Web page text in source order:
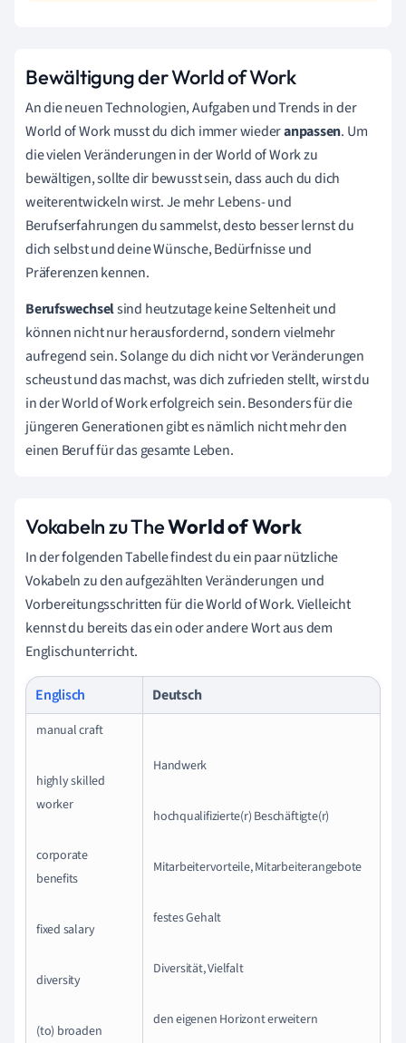
Bewältigung der World of Work
An die neuen Technologien, Aufgaben und Trends in der
World of Work musst du dich immer wiederanpassen. Um
die vielen Veränderungen in der World of Work zu
bewältigen, sollte dir bewusst sein, dass auch du dich
weiterentwickeln wirst. Je mehr Lebens- und
Berufserfahrungen du sammelst, desto besser lernst du
dich selbst und deine Wünsche, Bedürfnisse und
Präferenzen kennen.
Berufswechselsind heutzutage keine Seltenheit und
können nicht nur herausfordernd, sondern vielmehr
aufregend sein. Solange du dich nicht vor Veränderungen
scheust und das machst, was dich zufrieden stellt, wirst du
in der World of Work erfolgreich sein. Besonders für die
jüngeren Generationen gibt es nämlich nicht mehr den
einen Beruf für das gesamte Leben.
Vokabeln zu TheWorld of Work
In der folgenden Tabelle findest du ein paar nützliche
Vokabeln zu den aufgezählten Veränderungen und
Vorbereitungsschritten für die World of Work. Vielleicht
kennst du bereits das ein oder andere Wort aus dem
Englischunterricht.
Englisch Deutsch
manual craft
highly skilled
worker
corporate
benefits
fixed salary
diversity
(to) broaden
Handwerk
hochqualifizierte(r) Beschäftigte(r)
Mitarbeitervorteile, Mitarbeiterangebote
festes Gehalt
Diversität, Vielfalt
den eigenen Horizont erweitern